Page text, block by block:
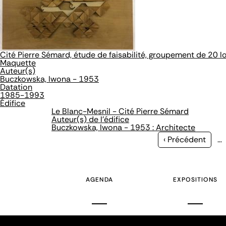
Cité Pierre Sémard, étude de faisabilité, groupement de 20
Maquette
Auteur(s)
Buczkowska, Iwona - 1953
Datation
1985-1993
Édifice
Le Blanc-Mesnil - Cité Pierre Sémard
Auteur(s) de l'édifice
Buczkowska, Iwona - 1953 : Architecte
Page
‹ Précédent …
AGENDA EXPOSITIONS